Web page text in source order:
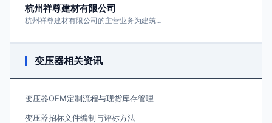
杭州祥尊建材有限公司
杭州祥尊建材有限公司的主营业务为建筑…
变压器相关资讯
变压器OEM定制流程与现货库存管理
变压器招标文件编制与评标方法